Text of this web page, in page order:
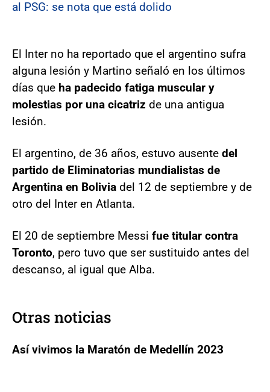
al PSG: se nota que está dolido
El Inter no ha reportado que el argentino sufra
alguna lesión y Martino señaló en los últimos
días que ha padecido fatiga muscular y
molestias por una cicatriz de una antigua
lesión.
El argentino, de 36 años, estuvo ausente del
partido de Eliminatorias mundialistas de
Argentina en Bolivia del 12 de septiembre y de
otro del Inter en Atlanta.
El 20 de septiembre Messi fue titular contra
Toronto, pero tuvo que ser sustituido antes del
descanso, al igual que Alba.
Otras noticias
Así vivimos la Maratón de Medellín 2023